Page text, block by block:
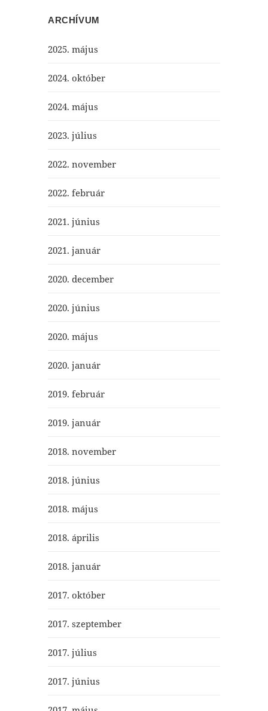
ARCHÍVUM
2025. május
2024. október
2024. május
2023. július
2022. november
2022. február
2021. június
2021. január
2020. december
2020. június
2020. május
2020. január
2019. február
2019. január
2018. november
2018. június
2018. május
2018. április
2018. január
2017. október
2017. szeptember
2017. július
2017. június